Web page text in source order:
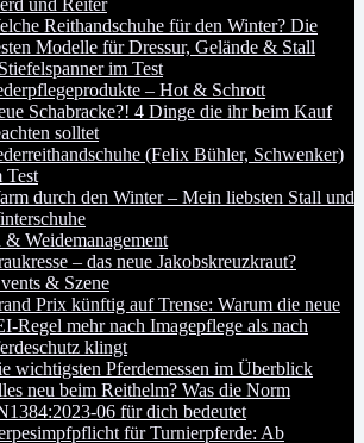
und Reiter
Reithandschuhe für den Winter? Die
Modelle für Dressur, Gelände & Stall
im Test
– Hot & Schrott
Schabracke?! 4 Dinge die ihr beim Kauf
solltet
(Felix Bühler, Schwenker)
Test
durch den Winter – Mein liebsten Stall und
& Weidemanagement
– das neue Jakobskreuzkraut?
& Szene
Prix künftig auf Trense: Warum die neue
Regel mehr nach Imagepflege als nach
klingt
wichtigsten Pferdemessen im Überblick
neu beim Reithelm? Was die Norm
06 für dich bedeutet
für Turnierpferde: Ab